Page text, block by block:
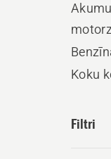
Koku
Filtri